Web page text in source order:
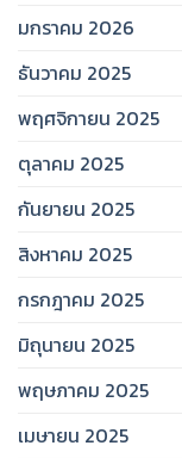
มกราคม 2026
ธันวาคม 2025
พฤศจิกายน 2025
ตุลาคม 2025
กันยายน 2025
สิงหาคม 2025
กรกฎาคม 2025
มิถุนายน 2025
พฤษภาคม 2025
เมษายน 2025